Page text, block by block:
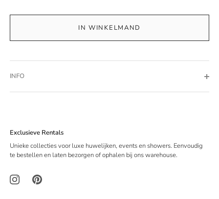
IN WINKELMAND
INFO
Exclusieve Rentals
Unieke collecties voor luxe huwelijken, events en showers. Eenvoudig
te bestellen en laten bezorgen of ophalen bij ons warehouse.